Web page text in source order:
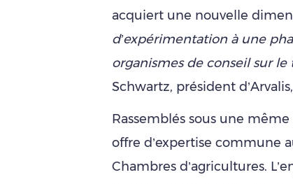
acquiert une nouvelle
d’expérimentation à une
organismes de conseil sur le
Schwartz, président
Rassemblés sous une
offre d’expertise commune
Chambres d’agricultures.